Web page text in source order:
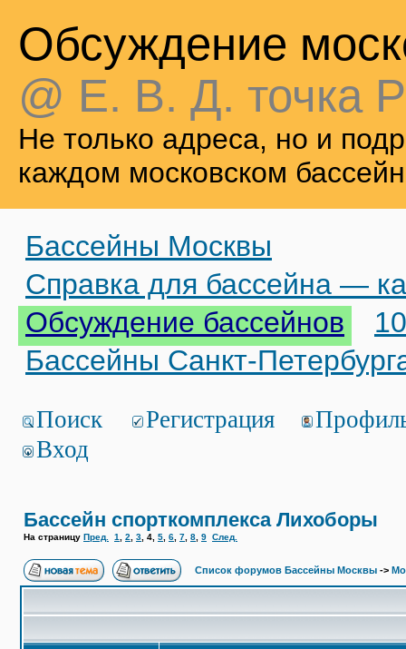
Обсуждение
@ Е. В. Д. точка
Не только адреса, но и
каждом московском
Бассейны Москвы
Справка для бассейна —
Обсуждение бассейнов
Бассейны Санкт-
Поиск Регистрация
Вход
Бассейн спорткомплекса Лихоборы
На страницу Пред. 1 2 3 4 5 6 7 8 9 След.
Список форумов Бассейны Москвы ->